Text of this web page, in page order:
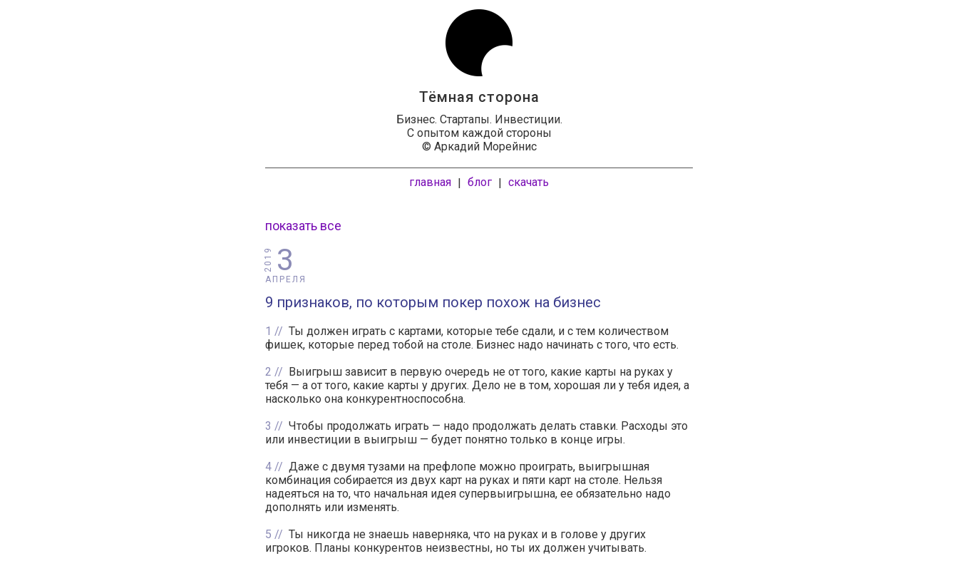
Тёмная сторона
Бизнес. Стартапы. Инвестиции.
С опытом каждой стороны
© Аркадий Морейнис
главная | блог | скачать
показать все
3
АПРЕЛЯ
2019
9 признаков, по которым покер похож на бизнес
1
Ты должен играть с картами, которые тебе сдали, и с тем количеством
фишек, которые перед тобой на столе. Бизнес надо начинать с того, что есть.
2
Выигрыш зависит в первую очередь не от того, какие карты на руках у
тебя — а от того, какие карты у других. Дело не в том, хорошая ли у тебя идея, а
насколько она конкурентноспособна.
3
Чтобы продолжать играть — надо продолжать делать ставки. Расходы это
или инвестиции в выигрыш — будет понятно только в конце игры.
4
Даже с двумя тузами на префлопе можно проиграть, выигрышная
комбинация собирается из двух карт на руках и пяти карт на столе. Нельзя
надеяться на то, что начальная идея супервыигрышна, ее обязательно надо
дополнять или изменять.
5
Ты никогда не знаешь наверняка, что на руках и в голове у других
игроков. Планы конкурентов неизвестны, но ты их должен учитывать.